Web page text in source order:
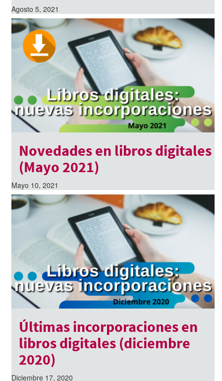
Agosto 5, 2021
Novedades en libros digitales
(Mayo 2021)
Mayo 10, 2021
Últimas incorporaciones en
libros digitales (diciembre
2020)
Diciembre 17, 2020